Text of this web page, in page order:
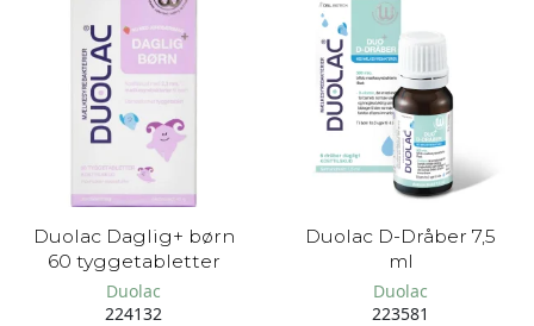
Duolac Daglig+ børn
60 tyggetabletter
Duolac
224132
Duolac D-Dråber 7,5
ml
Duolac
223581